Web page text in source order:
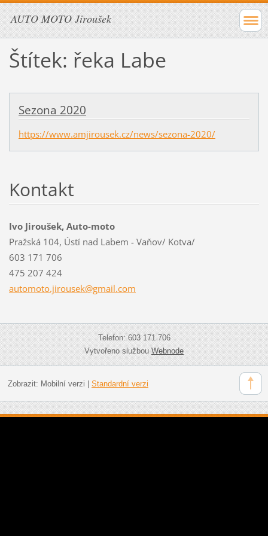
AUTO MOTO Jiroušek
Štítek: řeka Labe
Sezona 2020
https://www.amjirousek.cz/news/sezona-2020/
Kontakt
Ivo Jiroušek, Auto-moto
Pražská 104, Ústí nad Labem - Vaňov/ Kotva/
603 171 706
475 207 424
automoto.jirousek@gmail.com
Telefon: 603 171 706
Vytvořeno službouWebnode
Zobrazit: Mobilní verzi Standardní verzi